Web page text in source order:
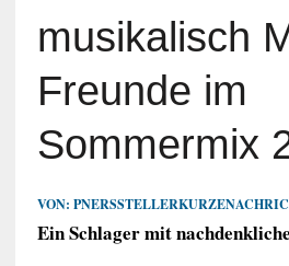
musikalisch
Freunde im
Sommermix
VON:
Ein Schlager mit